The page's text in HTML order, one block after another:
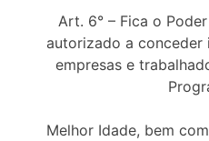
Art. 6° – Fica o
autorizado a conceder
empresas e
Melhor Idade, bem